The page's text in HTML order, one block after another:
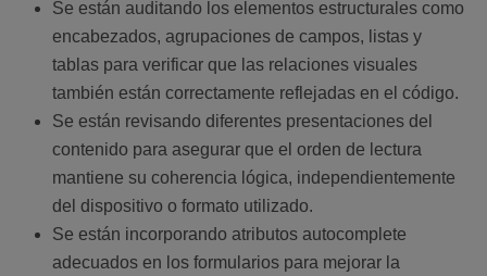
Se están auditando los elementos estructurales como
encabezados, agrupaciones de campos, listas y
tablas para verificar que las relaciones visuales
también están correctamente reflejadas en el código.
Se están revisando diferentes presentaciones del
contenido para asegurar que el orden de lectura
mantiene su coherencia lógica, independientemente
del dispositivo o formato utilizado.
Se están incorporando atributos autocomplete
adecuados en los formularios para mejorar la